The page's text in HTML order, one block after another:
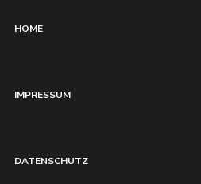
HOME
IMPRESSUM
DATENSCHUTZ